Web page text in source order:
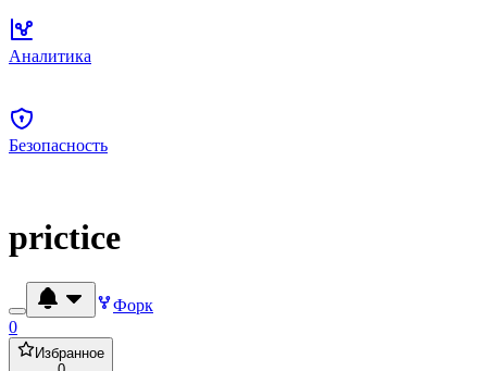
Аналитика
Безопасность
prictice
Форк
0
Избранное